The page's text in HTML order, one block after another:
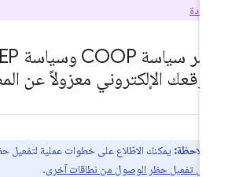
الإلكتروني معزولاً عن
ملاحظة:يمكنك الاطّلاع على خطوات عملية لتفعيل حظر
تفعيل حظر الوصول من نطاقات آخرى.